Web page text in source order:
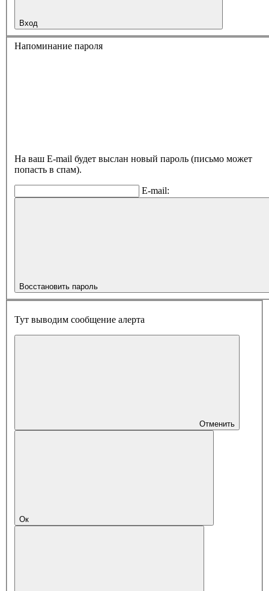
Вход
Напоминание пароля
На ваш E-mail будет выслан новый пароль (письмо может
попасть в спам).
E-mail:
Восстановить пароль
Тут выводим сообщение алерта
Отменить
Ок